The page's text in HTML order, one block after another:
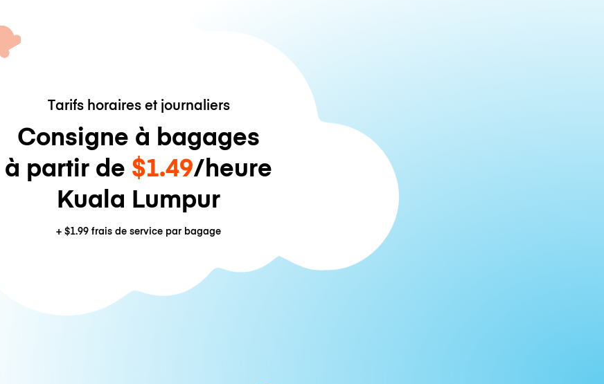
Tarifs horaires et journaliers
Consigne à bagages
à partir de $1.49/heure
Kuala Lumpur
+ $1.99 frais de service par bagage